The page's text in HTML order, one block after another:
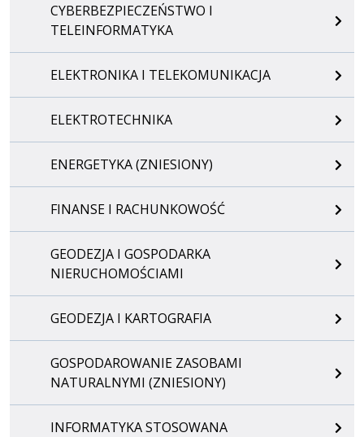
CYBERBEZPIECZEŃSTWO I
TELEINFORMATYKA
ELEKTRONIKA I TELEKOMUNIKACJA
ELEKTROTECHNIKA
ENERGETYKA (ZNIESIONY)
FINANSE I RACHUNKOWOŚĆ
GEODEZJA I GOSPODARKA
NIERUCHOMOŚCIAMI
GEODEZJA I KARTOGRAFIA
GOSPODAROWANIE ZASOBAMI
NATURALNYMI (ZNIESIONY)
INFORMATYKA STOSOWANA